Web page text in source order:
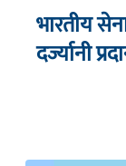
भारतीय
दर्ज्यानी